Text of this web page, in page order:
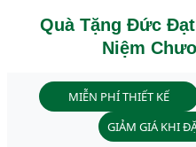
Quà Tặng Đức
Niệm
MIỄN PHÍ THIẾT KẾ
GIẢM GIÁ KHI